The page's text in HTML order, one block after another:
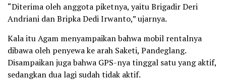
“Diterima oleh anggota piketnya, yaitu Brigadir Deri
Andriani dan Bripka Dedi Irwanto,” ujarnya.
Kala itu Agam menyampaikan bahwa mobil rentalnya
dibawa oleh penyewa ke arah Saketi, Pandeglang.
Disampaikan juga bahwa GPS-nya tinggal satu yang aktif,
sedangkan dua lagi sudah tidak aktif.